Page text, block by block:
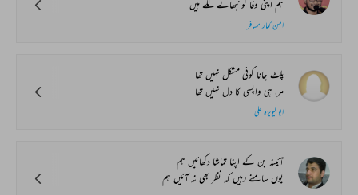
ہم اپنی وفا کو نبھانے لگے ہیں
امن کمار مسافر
پلٹ جانا کوئی مشکل نہیں تھا
مرا ہی واپسی کا دل نہیں تھا
ابو لیویزہ علی
آئینہ بن کے اپنا تماشا دکھائیں ہم
یوں سامنے رہیں کہ نظر بھی نہ آئیں ہم